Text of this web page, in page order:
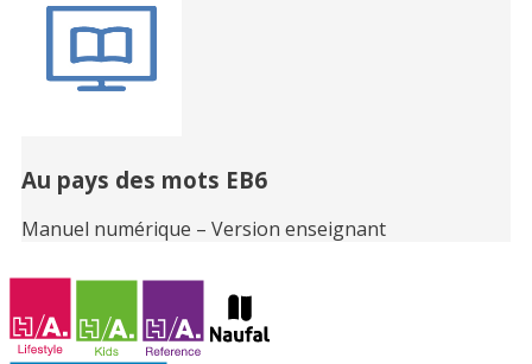
Au pays des mots EB6
Manuel numérique – Version enseignant